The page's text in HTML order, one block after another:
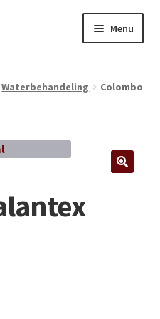
Menu
Waterbehandeling
Colombo